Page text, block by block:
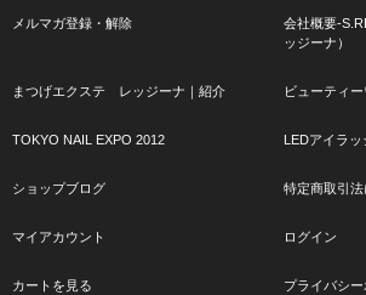
メルマガ登録・解除
会社概要-
ッジーナ）
まつげエクステ レッジーナ｜紹介 ビューティ
TOKYO NAIL EXPO 2012 LEDアイラ
ショップブログ 特定商取引
マイアカウント ログイン
カートを見る プライバシ